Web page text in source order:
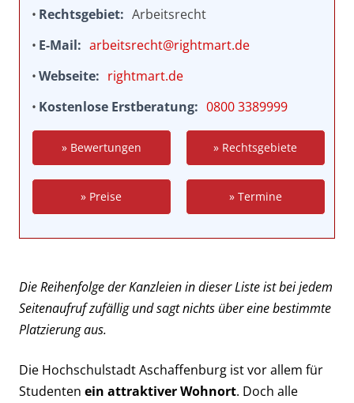
Rechtsgebiet
Arbeitsrecht
E-Mail
arbeitsrecht@rightmart.de
Webseite
rightmart.de
Kostenlose Erstberatung
0800 3389999
» Bewertungen » Rechtsgebiete
» Preise » Termine
Die Reihenfolge der Kanzleien in dieser Liste ist bei jedem
Seitenaufruf zufällig und sagt nichts über eine bestimmte
Platzierung aus.
Die Hochschulstadt Aschaffenburg ist vor allem für
Studenten ein attraktiver Wohnort. Doch alle